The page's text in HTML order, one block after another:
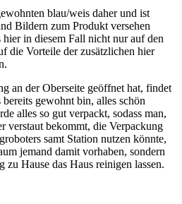
blau/weis daher und ist
Bildern zum Produkt versehen
in diesem Fall nicht nur auf den
die Vorteile der zusätzlichen hier
an der Oberseite geöffnet hat, findet
gewohnt bin, alles schön
alles so gut verpackt, sodass man,
verstaut bekommt, die Verpackung
samt Station nutzen könnte,
jemand damit vorhaben, sondern
zu Hause das Haus reinigen lassen.